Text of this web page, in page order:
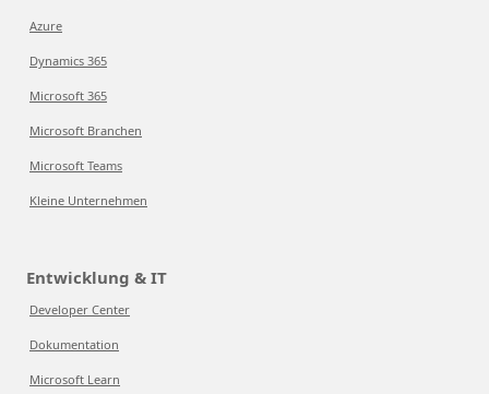
Azure
Dynamics 365
Microsoft 365
Microsoft Branchen
Microsoft Teams
Kleine Unternehmen
Entwicklung & IT
Developer Center
Dokumentation
Microsoft Learn